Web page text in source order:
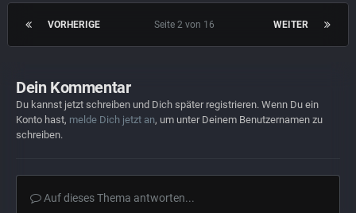
VORHERIGE WEITER
Seite 2 von 16
Dein Kommentar
Du kannst jetzt schreiben und Dich später registrieren. Wenn Du ein
Konto hast, melde Dich jetzt an, um unter Deinem Benutzernamen zu
schreiben.
Auf dieses Thema antworten...